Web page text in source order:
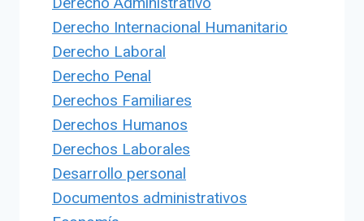
Derecho Internacional Humanitario
Derecho Laboral
Derecho Penal
Derechos Familiares
Derechos Humanos
Derechos Laborales
Desarrollo personal
Documentos administrativos